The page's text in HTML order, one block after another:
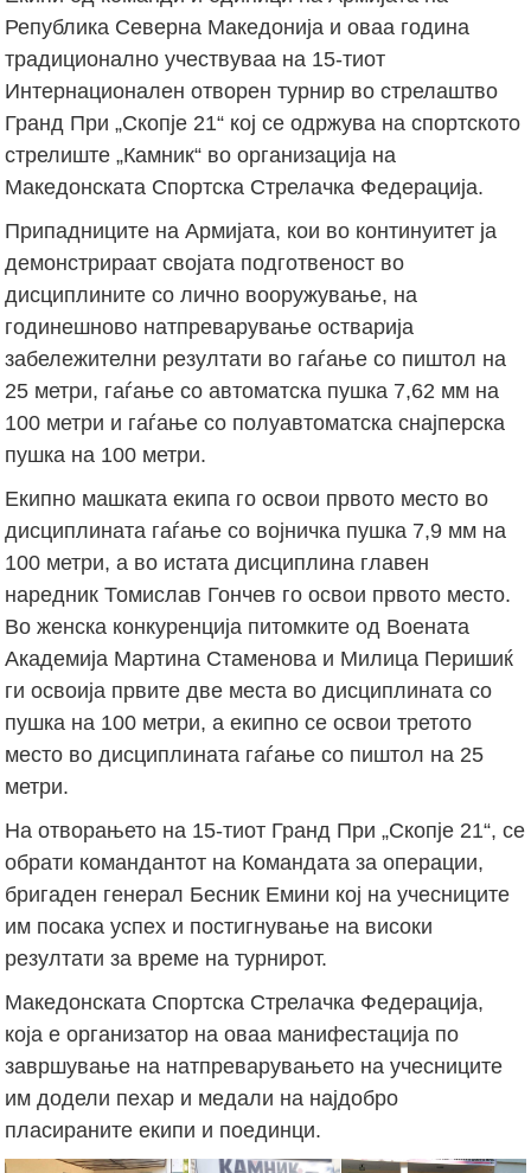
Република Северна Македонија и оваа година
традиционално учествуваа на 15-тиот
Интернационален отворен турнир во стрелаштво
Гранд При „Скопје 21“ кој се одржува на спортското
стрелиште „Камник“ во организација на
Македонската Спортска Стрелачка Федерација.
Припадниците на Армијата, кои во континуитет ја
демонстрираат својата подготвеност во
дисциплините со лично вооружување, на
годинешново натпреварување остварија
забележителни резултати во гаѓање со пиштол на
25 метри, гаѓање со автоматска пушка 7,62 мм на
100 метри и гаѓање со полуавтоматска снајперска
пушка на 100 метри.
Екипно машката екипа го освои првото место во
дисциплината гаѓање со војничка пушка 7,9 мм на
100 метри, а во истата дисциплина главен
наредник Томислав Гончев го освои првото место.
Во женска конкуренција питомките од Воената
Академија Мартина Стаменова и Милица Перишиќ
ги освоија првите две места во дисциплината со
пушка на 100 метри, а екипно се освои третото
место во дисциплината гаѓање со пиштол на 25
метри.
На отворањето на 15-тиот Гранд При „Скопје 21“, се
обрати командантот на Командата за операции,
бригаден генерал Бесник Емини кој на учесниците
им посака успех и постигнување на високи
резултати за време на турнирот.
Македонската Спортска Стрелачка Федерација,
која е организатор на оваа манифестација по
завршување на натпреварувањето на учесниците
им додели пехар и медали на најдобро
пласираните екипи и поединци.